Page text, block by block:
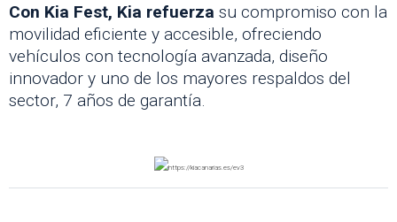
Con Kia Fest, Kia refuerza su compromiso con la
movilidad eficiente y accesible, ofreciendo
vehículos con tecnología avanzada, diseño
innovador y uno de los mayores respaldos del
sector, 7 años de garantía.